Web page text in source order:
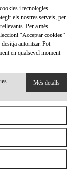
BUTLLETÍ!
i tecnologies
els nostres serveis, per
Per a més
“Acceptar cookies”
autoritzar. Pot
en qualsevol moment
Més detalls